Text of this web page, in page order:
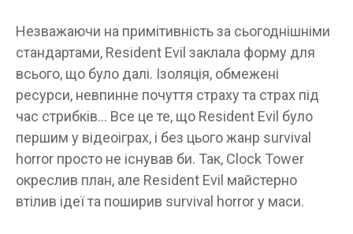
Незважаючи на примітивність за сьогоднішніми
стандартами, Resident Evil заклала форму для
всього, що було далі. Ізоляція, обмежені
ресурси, невпинне почуття страху та страх під
час стрибків… Все це те, що Resident Evil було
першим у відеоіграх, і без цього жанр survival
horror просто не існував би. Так, Clock Tower
окреслив план, але Resident Evil майстерно
втілив ідеї та поширив survival horror у маси.